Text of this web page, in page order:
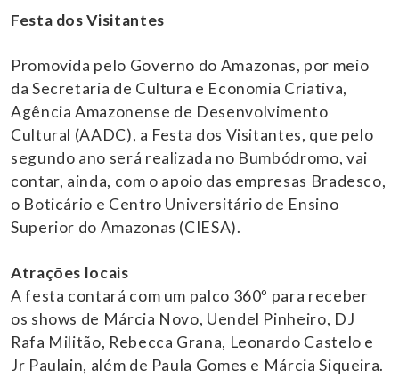
Festa dos Visitantes
Promovida pelo Governo do Amazonas, por meio
da Secretaria de Cultura e Economia Criativa,
Agência Amazonense de Desenvolvimento
Cultural (AADC), a Festa dos Visitantes, que pelo
segundo ano será realizada no Bumbódromo, vai
contar, ainda, com o apoio das empresas Bradesco,
o Boticário e Centro Universitário de Ensino
Superior do Amazonas (CIESA).
Atrações locais
A festa contará com um palco 360º para receber
os shows de Márcia Novo, Uendel Pinheiro, DJ
Rafa Militão, Rebecca Grana, Leonardo Castelo e
Jr Paulain, além de Paula Gomes e Márcia Siqueira.